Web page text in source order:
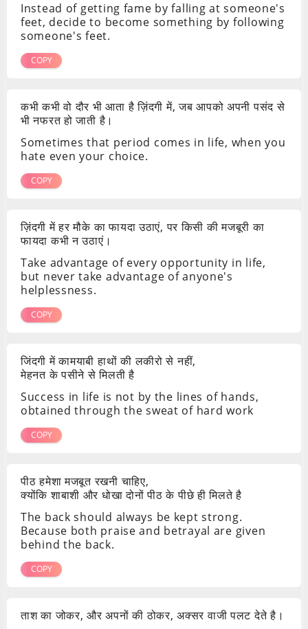
Instead of getting fame by falling at someone's
feet, decide to become something by following
someone's feet.
COPY
कभी कभी वो दौर भी आता है ज़िंदगी में, जब आपको अपनी पसंद से
भी नफरत हो जाती है।
Sometimes that period comes in life, when you
hate even your choice.
COPY
ज़िंदगी में हर मौके का फायदा उठाएं, पर किसी की मजबूरी का
फायदा कभी न उठाएं।
Take advantage of every opportunity in life,
but never take advantage of anyone's
helplessness.
COPY
जिंदगी में कामयाबी हाथों की लकीरो से नहीं,
मेहनत के पसीने से मिलती है
Success in life is not by the lines of hands,
obtained through the sweat of hard work
COPY
पीठ हमेशा मजबूत रखनी चाहिए,
क्योंकि शाबाशी और धोखा दोनों पीठ के पीछे ही मिलते है
The back should always be kept strong.
Because both praise and betrayal are given
behind the back.
COPY
ताश का जोकर, और अपनों की ठोकर, अक्सर वाजी पलट देते है।